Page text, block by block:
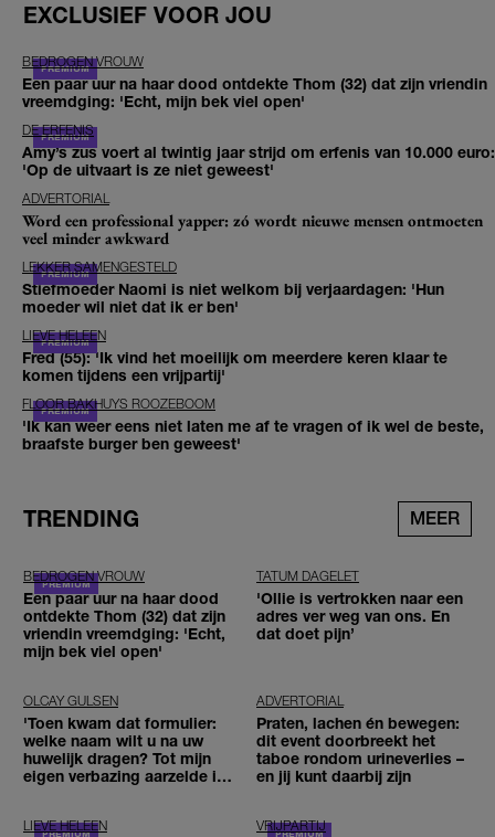
EXCLUSIEF VOOR JOU
BEDROGEN VROUW
Een paar uur na haar dood ontdekte Thom (32) dat zijn vriendin
vreemdging: 'Echt, mijn bek viel open'
DE ERFENIS
Amy’s zus voert al twintig jaar strijd om erfenis van 10.000 euro:
'Op de uitvaart is ze niet geweest'
ADVERTORIAL
Word een professional yapper: zó wordt nieuwe mensen ontmoeten
veel minder awkward
LEKKER SAMENGESTELD
Stiefmoeder Naomi is niet welkom bij verjaardagen: 'Hun
moeder wil niet dat ik er ben'
LIEVE HELEEN
Fred (55): 'Ik vind het moeilijk om meerdere keren klaar te
komen tijdens een vrijpartij'
FLOOR BAKHUYS ROOZEBOOM
'Ik kan weer eens niet laten me af te vragen of ik wel de beste,
braafste burger ben geweest'
TRENDING MEER
BEDROGEN VROUW
Een paar uur na haar dood
ontdekte Thom (32) dat zijn
vriendin vreemdging: 'Echt,
mijn bek viel open'
TATUM DAGELET
'Ollie is vertrokken naar een
adres ver weg van ons. En
dat doet pijn’
OLCAY GULSEN
'Toen kwam dat formulier:
welke naam wilt u na uw
huwelijk dragen? Tot mijn
eigen verbazing aarzelde ik
ADVERTORIAL
Praten, lachen én bewegen:
dit event doorbreekt het
taboe rondom urineverlies –
en jij kunt daarbij zijn
LIEVE HELEEN VRIJPARTIJ